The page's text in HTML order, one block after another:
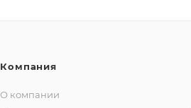
Компания
О компании